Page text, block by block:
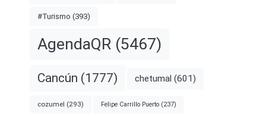
#Turismo (393)
AgendaQR (5467)
Cancún (1777) chetumal (601)
cozumel (293) Felipe Carrillo Puerto (237)